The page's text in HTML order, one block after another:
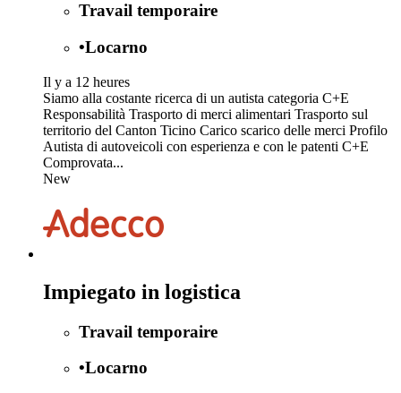
Travail temporaire
•Locarno
Il y a 12 heures
Siamo alla costante ricerca di un autista categoria C+E
Responsabilità Trasporto di merci alimentari Trasporto sul
territorio del Canton Ticino Carico scarico delle merci Profilo
Autista di autoveicoli con esperienza e con le patenti C+E
Comprovata...
New
Impiegato in logistica
Travail temporaire
•Locarno